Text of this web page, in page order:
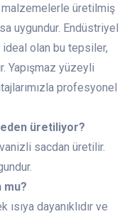
üretilmiş
uygundur. Endüstriyel
ideal olan bu tepsiler,
Yapışmaz yüzeyli
profesyonel
üretiliyor?
sacdan üretilir.
mu?
dayanıklıdır ve